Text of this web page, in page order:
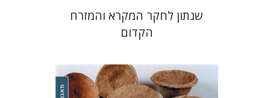
שנתון לחקר המקרא והמזרח
הקדום